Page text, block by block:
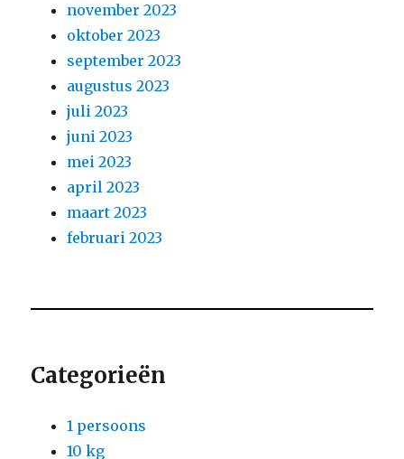
november 2023
oktober 2023
september 2023
augustus 2023
juli 2023
juni 2023
mei 2023
april 2023
maart 2023
februari 2023
Categorieën
1 persoons
10 kg